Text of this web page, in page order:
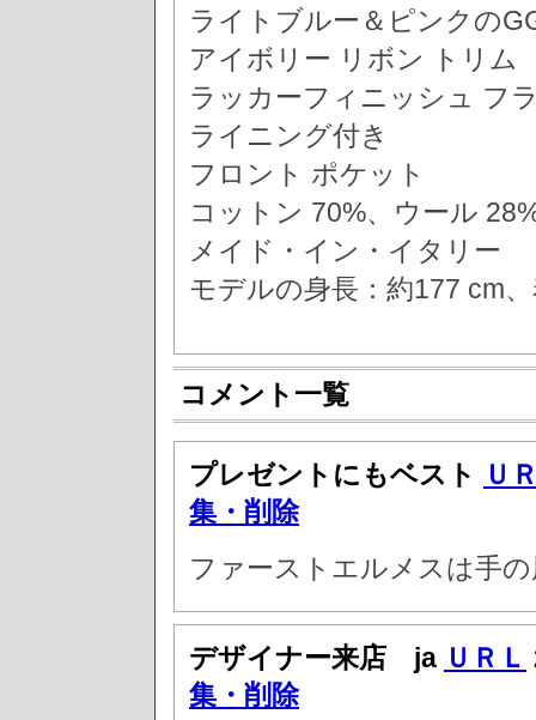
ライトブルー＆ピンクの
アイボリー リボン トリム
ラッカーフィニッシュ フ
ライニング付き
フロント ポケット
コットン 70%、ウール
メイド・イン・イタリー
モデルの身長：約177 cm
コメント一覧
プレゼントにもベスト
Ｕ
集・削除
ファーストエルメスは手
デザイナー来店 ja ＵＲＬ
集・削除